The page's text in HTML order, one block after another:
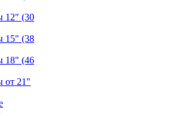
12" (30
15" (38
18" (46
от 21"